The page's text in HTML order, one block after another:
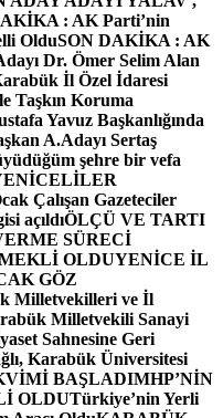
: AK Parti’nin
OlduSON DAKİKA : AK
Dr. Ömer Selim Alan
İl Özel İdaresi
Taşkın Koruma
Yavuz Başkanlığında
A.Adayı Sertaş
şehre bir vefa
Çalışan Gazeteciler
açıldıÖLÇÜ VE TARTI
SÜRECİ
OLDUYENİCE İL
GÖZ
Milletvekilleri ve İl
Milletvekili Sanayi
Sahnesine Geri
Karabük Üniversitesi
BAŞLADIMHP’NİN
OLDUTürkiye’nin Yerli